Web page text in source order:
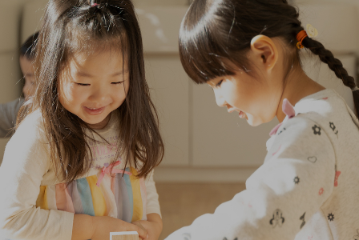
各園のブログ
2026.08.06 赤しそジュース作り～にじ組～2026.08.0
5 【そら組】誕生会
一覧を見る